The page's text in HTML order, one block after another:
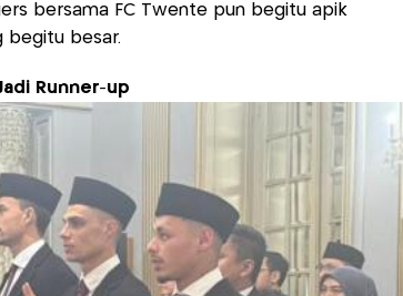
bersama FC Twente pun begitu apik
begitu besar.
Runner-up